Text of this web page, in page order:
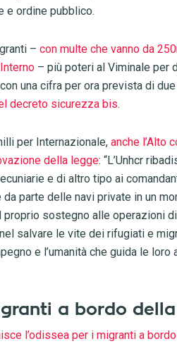
e ordine pubblico.
– con multe che vanno da
– più poteri al Viminale per
una cifra per ora prevista di
decreto sicurezza bis.
per Internazionale, anche l’Alto
della legge: “L’Unhcr
e di altro tipo ai
parte delle navi private in un
sostegno alle operazioni
salvare le vite dei rifugiati e
e l’umanità che guida le
a bordo
l’odissea per i migranti a